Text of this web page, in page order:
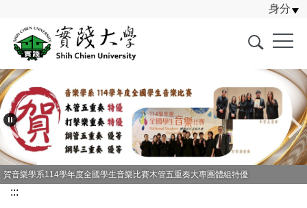
主
內
容
區
身分
賀音樂學系114學年度全國學生音樂比賽木管五重奏大專團體組特優
:::